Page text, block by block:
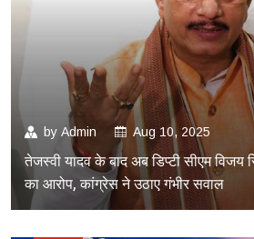
by Admin Aug 10, 2025
तेजस्वी यादव के बाद अब डिप्टी सीएम विजय
का आरोप, कांग्रेस ने उठाए गंभीर सवाल